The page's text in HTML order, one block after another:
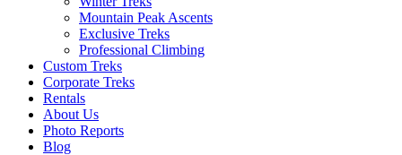
Mountain Peak Ascents
Exclusive Treks
Professional Climbing
Custom Treks
Corporate Treks
Rentals
About Us
Photo Reports
Blog